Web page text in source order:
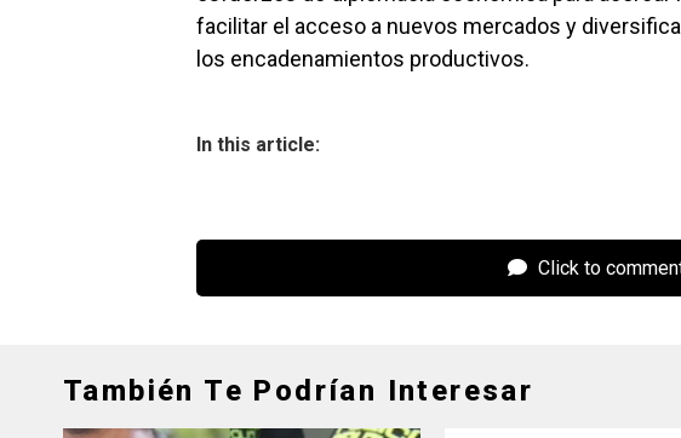
facilitar el acceso a nuevos mercados y
los encadenamientos productivos.
In this article:
Click to
También Te Podrían Interesar